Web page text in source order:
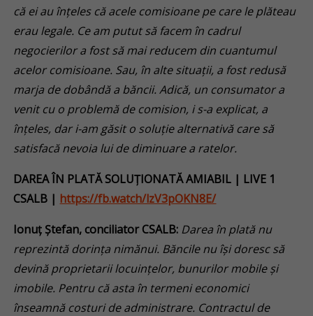
că ei au înțeles că acele comisioane pe care le plăteau
erau legale. Ce am putut să facem în cadrul
negocierilor a fost să mai reducem din cuantumul
acelor comisioane. Sau, în alte situații, a fost redusă
marja de dobândă a băncii. Adică, un consumator a
venit cu o problemă de comision, i s-a explicat, a
înțeles, dar i-am găsit o soluție alternativă care să
satisfacă nevoia lui de diminuare a ratelor.
DAREA ÎN PLATĂ SOLUȚIONATĂ AMIABIL | LIVE 1
CSALB | https://fb.watch/lzV3pOKN8E/
Ionuț Ștefan, conciliator CSALB: Darea în plată nu
reprezintă dorința nimănui. Băncile nu își doresc să
devină proprietarii locuințelor, bunurilor mobile și
imobile. Pentru că asta în termeni economici
înseamnă costuri de administrare. Contractul de